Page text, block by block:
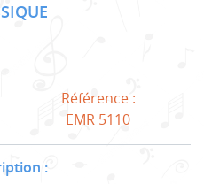
Référence :
EMR 5110
: